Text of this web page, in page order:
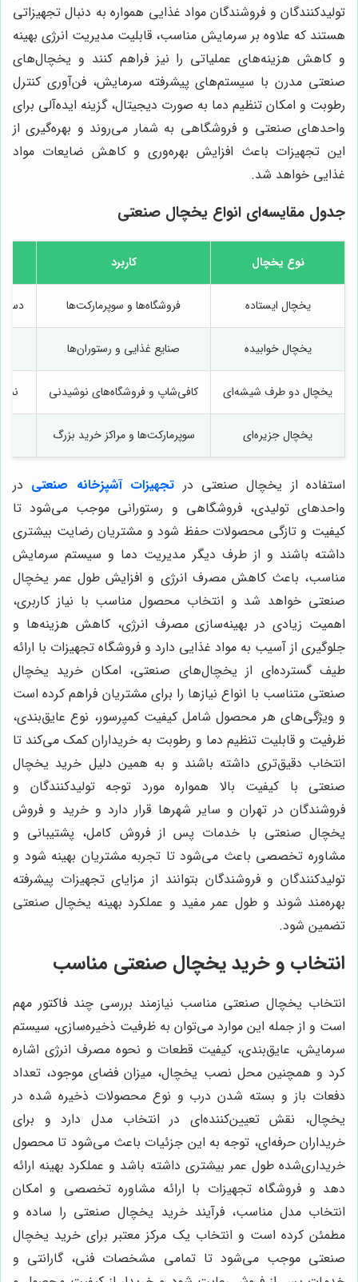
تولیدکنندگان و فروشندگان مواد غذایی همواره به دنبال تجهیزاتی
هستند که علاوه بر سرمایش مناسب، قابلیت مدیریت انرژی بهینه
و کاهش هزینه‌های عملیاتی را نیز فراهم کنند و یخچال‌های
صنعتی مدرن با سیستم‌های پیشرفته سرمایش، فن‌آوری کنترل
رطوبت و امکان تنظیم دما به صورت دیجیتال، گزینه ایده‌آلی برای
واحدهای صنعتی و فروشگاهی به شمار می‌روند و بهره‌گیری از
این تجهیزات باعث افزایش بهره‌وری و کاهش ضایعات مواد
غذایی خواهد شد.
جدول مقایسه‌ای انواع یخچال صنعتی
نوع یخچال کاربرد
یخچال ایستاده فروشگاه‌ها و سوپرمارکت‌ها
یخچال خوابیده صنایع غذایی و رستوران‌ها
یخچال دو طرف شیشه‌ای کافی‌شاپ و فروشگاه‌های نوشیدنی
یخچال جزیره‌ای سوپرمارکت‌ها و مراکز خرید بزرگ
استفاده از یخچال صنعتی در تجهیزات آشپزخانه صنعتی در
واحدهای تولیدی، فروشگاهی و رستورانی موجب می‌شود تا
کیفیت و تازگی محصولات حفظ شود و مشتریان رضایت بیشتری
داشته باشند و از طرف دیگر مدیریت دما و سیستم سرمایش
مناسب، باعث کاهش مصرف انرژی و افزایش طول عمر یخچال
صنعتی خواهد شد و انتخاب محصول مناسب با نیاز کاربری،
اهمیت زیادی در بهینه‌سازی مصرف انرژی، کاهش هزینه‌ها و
جلوگیری از آسیب به مواد غذایی دارد و فروشگاه تجهیزات با ارائه
طیف گسترده‌ای از یخچال‌های صنعتی، امکان خرید یخچال
صنعتی متناسب با انواع نیازها را برای مشتریان فراهم کرده است
و ویژگی‌های هر محصول شامل کیفیت کمپرسور، نوع عایق‌بندی،
ظرفیت و قابلیت تنظیم دما و رطوبت به خریداران کمک می‌کند تا
انتخاب دقیق‌تری داشته باشند و به همین دلیل خرید یخچال
صنعتی با کیفیت بالا همواره مورد توجه تولیدکنندگان و
فروشندگان در تهران و سایر شهرها قرار دارد و خرید و فروش
یخچال صنعتی با خدمات پس از فروش کامل، پشتیبانی و
مشاوره تخصصی باعث می‌شود تا تجربه مشتریان بهینه شود و
تولیدکنندگان و فروشندگان بتوانند از مزایای تجهیزات پیشرفته
بهره‌مند شوند و طول عمر مفید و عملکرد بهینه یخچال صنعتی
تضمین شود.
انتخاب و خرید یخچال صنعتی مناسب
انتخاب یخچال صنعتی مناسب نیازمند بررسی چند فاکتور مهم
است و از جمله این موارد می‌توان به ظرفیت ذخیره‌سازی، سیستم
سرمایش، عایق‌بندی، کیفیت قطعات و نحوه مصرف انرژی اشاره
کرد و همچنین محل نصب یخچال، میزان فضای موجود، تعداد
دفعات باز و بسته شدن درب و نوع محصولات ذخیره شده در
یخچال، نقش تعیین‌کننده‌ای در انتخاب مدل دارد و برای
خریداران حرفه‌ای، توجه به این جزئیات باعث می‌شود تا محصول
خریداری‌شده طول عمر بیشتری داشته باشد و عملکرد بهینه ارائه
دهد و فروشگاه تجهیزات با ارائه مشاوره تخصصی و امکان
انتخاب مدل مناسب، فرآیند خرید یخچال صنعتی را ساده و
مطمئن کرده است و انتخاب یک مرکز معتبر برای خرید یخچال
صنعتی موجب می‌شود تا تمامی مشخصات فنی، گارانتی و